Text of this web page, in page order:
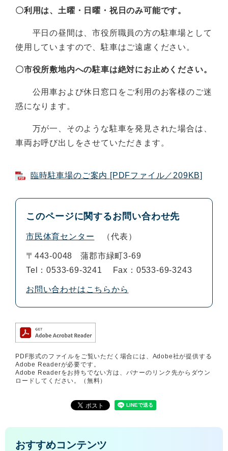
〇利用は、土曜・日曜・祝日のみ可能です。
平日の昼間は、市役所職員の方の駐車場として
使用していますので、駐車はご遠慮ください。
〇市役所敷地内への駐車は絶対にお止めください。
公用車および休日窓口をご利用のお客様のご迷
惑になります。
万が一、そのような駐車を発見された場合は、
車両お呼び出しをさせていただきます。
臨時駐車場のご案内 [PDFファイル／209KB]
このページに関するお問い合わせ先
市民体育センター 代表
〒443-0048
蒲郡市緑町3-69
Tel：0533-69-3241
Fax：0533-69-3243
お問い合わせはこちらから
PDF形式のファイルをご覧いただく場合には、Adobe社が提供する
Adobe Readerが必要です。
Adobe Readerをお持ちでない方は、バナーのリンク先からダウン
ロードしてください。（無料）
おすすめコンテンツ